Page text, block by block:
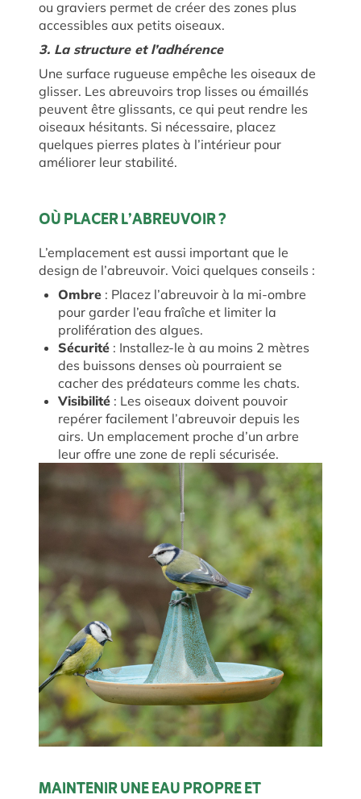
ou graviers permet de créer des zones plus
accessibles aux petits oiseaux.
3. La structure et l’adhérence
Une surface rugueuse empêche les oiseaux de
glisser. Les abreuvoirs trop lisses ou émaillés
peuvent être glissants, ce qui peut rendre les
oiseaux hésitants. Si nécessaire, placez
quelques pierres plates à l’intérieur pour
améliorer leur stabilité.
OÙ PLACER L’ABREUVOIR ?
L’emplacement est aussi important que le
design de l’abreuvoir. Voici quelques conseils :
Ombre : Placez l’abreuvoir à la mi-ombre
pour garder l’eau fraîche et limiter la
prolifération des algues.
Sécurité : Installez-le à au moins 2 mètres
des buissons denses où pourraient se
cacher des prédateurs comme les chats.
Visibilité : Les oiseaux doivent pouvoir
repérer facilement l’abreuvoir depuis les
airs. Un emplacement proche d’un arbre
leur offre une zone de repli sécurisée.
MAINTENIR UNE EAU PROPRE ET